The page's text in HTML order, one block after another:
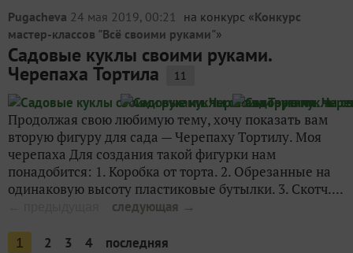
Pugacheva 24 мая 2019, 00:21 на конкурс «Конкурс
мастер-классов "Всё своими руками"»
Садовые куклы своими руками.
Черепаха Тортила 11
Продолжая свою любимую тему, хочу показать вам
вторую фигуру для сада — Черепаху Тортилу. Моя
черепаха Для создания такой фигурки нам
понадобится: 1. Коробка от торта. 2. Обрезанные на
одинаковую высоту пластиковые бутылки. 3. Скотч....
следующая →
1 2 3 4 последняя